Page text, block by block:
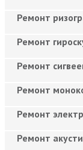
Ремонт
Ремонт
Ремонт
Ремонт
Ремонт
Ремонт